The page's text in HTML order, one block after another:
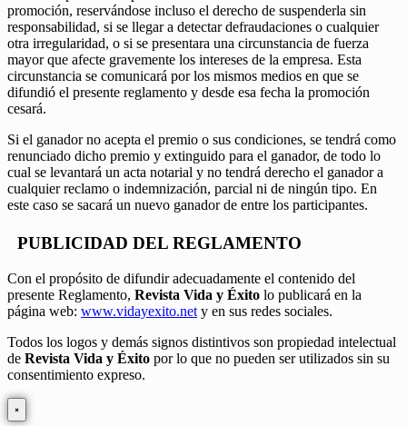
promoción, reservándose incluso el derecho de suspenderla sin
responsabilidad, si se llegar a detectar defraudaciones o cualquier
otra irregularidad, o si se presentara una circunstancia de fuerza
mayor que afecte gravemente los intereses de la empresa. Esta
circunstancia se comunicará por los mismos medios en que se
difundió el presente reglamento y desde esa fecha la promoción
cesará.
Si el ganador no acepta el premio o sus condiciones, se tendrá como
renunciado dicho premio y extinguido para el ganador, de todo lo
cual se levantará un acta notarial y no tendrá derecho el ganador a
cualquier reclamo o indemnización, parcial ni de ningún tipo. En
este caso se sacará un nuevo ganador de entre los participantes.
PUBLICIDAD DEL REGLAMENTO
Con el propósito de difundir adecuadamente el contenido del
presente Reglamento, Revista Vida y Éxito lo publicará en la
página web: www.vidayexito.net y en sus redes sociales.
Todos los logos y demás signos distintivos son propiedad intelectual
de Revista Vida y Éxito por lo que no pueden ser utilizados sin su
consentimiento expreso.
×